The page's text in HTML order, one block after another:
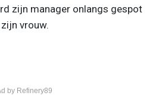
zijn manager onlangs gespot
vrouw.
by Refinery89